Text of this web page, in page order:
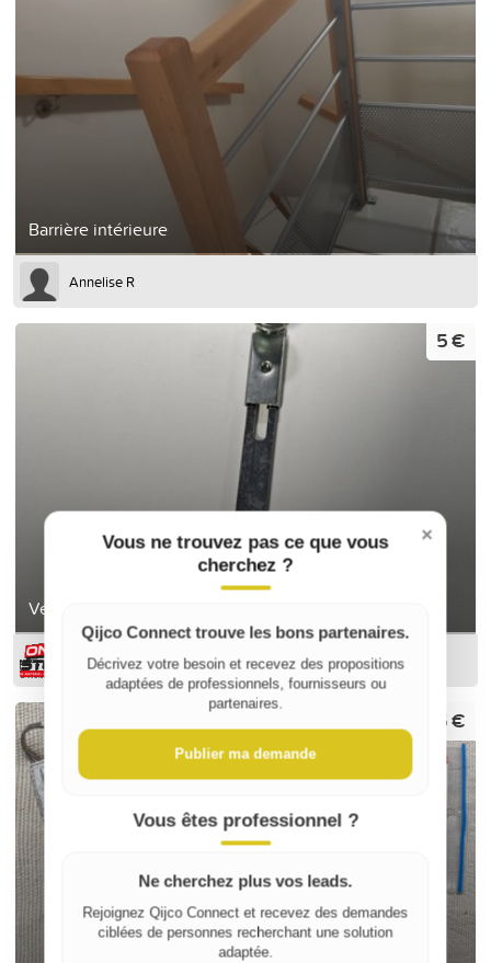
Barrière intérieure
Annelise R
Verrou à plaquer
5 €
ON-DESTOCK
15 €
×
Vous ne trouvez pas ce que vous
cherchez ?
Qijco Connect trouve les bons partenaires.
Décrivez votre besoin et recevez des propositions
adaptées de professionnels, fournisseurs ou
partenaires.
Publier ma demande
Vous êtes professionnel ?
Ne cherchez plus vos leads.
Rejoignez Qijco Connect et recevez des demandes
ciblées de personnes recherchant une solution
adaptée.